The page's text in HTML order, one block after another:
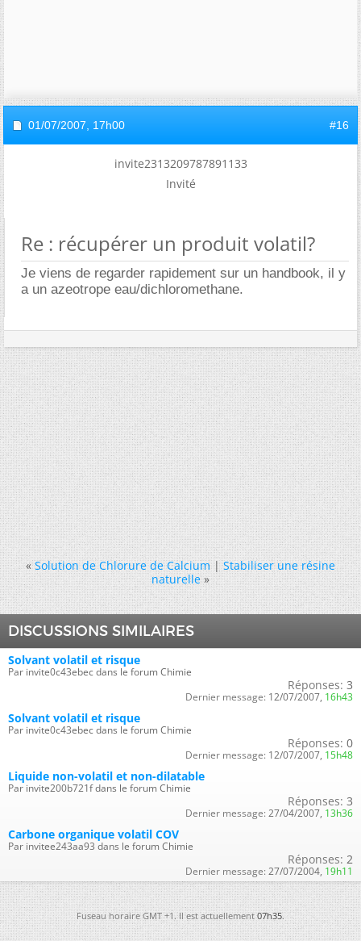
01/07/2007, 17h00 #16
invite2313209787891133
Invité
Re : récupérer un produit volatil?
Je viens de regarder rapidement sur un handbook, il y
a un azeotrope eau/dichloromethane.
« Solution de Chlorure de Calcium|Stabiliser une résine
naturelle »
DISCUSSIONS SIMILAIRES
Solvant volatil et risque
Par invite0c43ebec dans le forum Chimie
Réponses: 3
Dernier message: 12/07/2007, 16h43
Solvant volatil et risque
Par invite0c43ebec dans le forum Chimie
Réponses: 0
Dernier message: 12/07/2007, 15h48
Liquide non-volatil et non-dilatable
Par invite200b721f dans le forum Chimie
Réponses: 3
Dernier message: 27/04/2007, 13h36
Carbone organique volatil COV
Par invitee243aa93 dans le forum Chimie
Réponses: 2
Dernier message: 27/07/2004, 19h11
Fuseau horaire GMT +1. Il est actuellement07h35.